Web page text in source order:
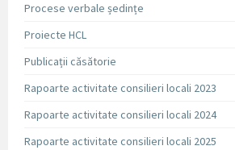
Procese verbale ședințe
Proiecte HCL
Publicații căsătorie
Rapoarte activitate consilieri locali 2023
Rapoarte activitate consilieri locali 2024
Rapoarte activitate consilieri locali 2025